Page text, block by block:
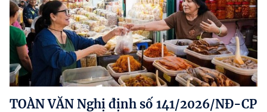
Người dân góp ý
Doanh nghiệp hiến kế
Chính sách và cuộc sống
Hướng dẫn thực hiện chính sách
Phát triển kinh tế tư nhân và doanh nghiệp dân tộc
TOÀN VĂN Nghị định số 141/2026/NĐ-CP